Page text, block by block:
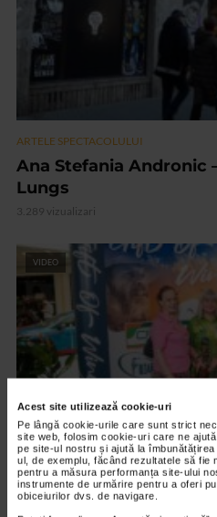
Acest site utilizează cookie-uri
Pe lângă cookie-urile care sunt strict
site web, folosim cookie-uri care ne
pe site-ul nostru și ajută la
ul, de exemplu, făcând rezultatele să fie
pentru a măsura performanța site-ului
instrumente de urmărire pentru a oferi
obiceiurilor dvs. de navigare.
ARTELE SPECTACOLULUI
Ana Stefania Andronic
Lungs
3.289 vizualizari
VIDEO
ARTELE SPECTACOLULUI
PREMIERA FILMULUI